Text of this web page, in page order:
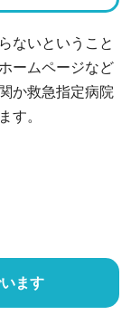
ないということ
ームページなど
か救急指定病院
す。
ます